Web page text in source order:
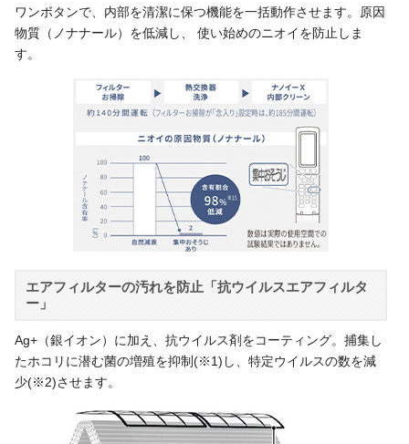
ワンボタンで、内部を清潔に保つ機能を一括動作させます。原因
物質（ノナナール）を低減し、 使い始めのニオイを防止しま
す。
エアフィルターの汚れを防止「抗ウイルスエアフィルタ
ー」
Ag+（銀イオン）に加え、抗ウイルス剤をコーティング。捕集し
たホコリに潜む菌の増殖を抑制(※1)し、特定ウイルスの数を減
少(※2)させます。